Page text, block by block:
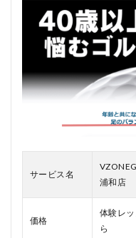
2.1
VZONEGOLF
北浦和店の悪
い口コミ
2.2
VZONEGOLF
北浦和店のメ
リット
4
サービス名
浦和店
価格
体験レ
ら